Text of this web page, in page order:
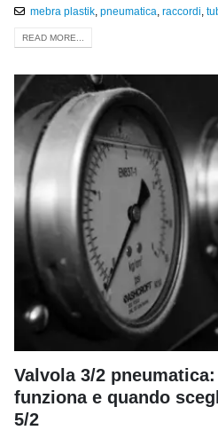
mebra plastik, pneumatica raccordi
READ MORE...
Valvola 3/2 pneumatica:
funziona e quando
5/2